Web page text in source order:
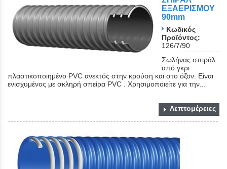
ΕΞΑΕΡΙΣΜΟΥ
90mm
Κωδικός
Προϊόντος:
126/7/90
Σωλήνας σπιράλ
από γκρι
πλαστικοποιημένο PVC ανεκτός στην κρούση και στο όζον. Είναι
ενισχυμένος με σκληρή σπείρα PVC . Χρησιμοποιείτε για την...
Λεπτομέρειες